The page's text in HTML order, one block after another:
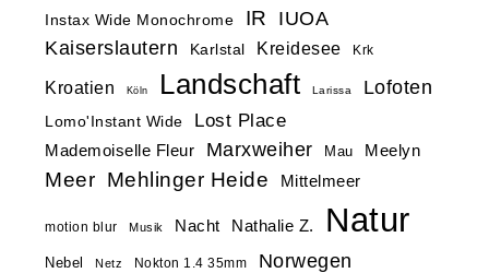
Instax Wide Monochrome
IR
IUOA
Kaiserslautern
Karlstal Kreidesee Krk
Kroatien Köln Landschaft Larissa Lofoten
Lomo'Instant Wide Lost Place
Mademoiselle Fleur Marxweiher Mau Meelyn
Meer Mehlinger Heide Mittelmeer
motion blur Musik Nacht Nathalie Z. Natur
Nebel Netz Nokton 1.4 35mm Norwegen